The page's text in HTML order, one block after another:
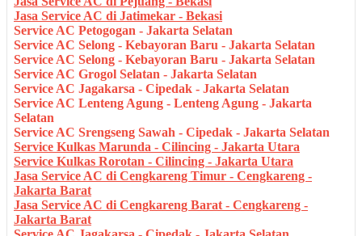
Jasa Service AC di Jatimekar - Bekasi
Service AC Petogogan - Jakarta Selatan
Service AC Selong - Kebayoran Baru - Jakarta Selatan
Service AC Selong - Kebayoran Baru - Jakarta Selatan
Service AC Grogol Selatan - Jakarta Selatan
Service AC Jagakarsa - Cipedak - Jakarta Selatan
Service AC Lenteng Agung - Lenteng Agung - Jakarta
Selatan
Service AC Srengseng Sawah - Cipedak - Jakarta Selatan
Service Kulkas Marunda - Cilincing - Jakarta Utara
Service Kulkas Rorotan - Cilincing - Jakarta Utara
Jasa Service AC di Cengkareng Timur - Cengkareng -
Jakarta Barat
Jasa Service AC di Cengkareng Barat - Cengkareng -
Jakarta Barat